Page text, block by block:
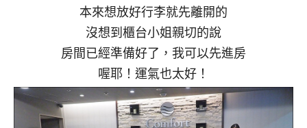
本來想放好行李就先離開的
沒想到櫃台小姐親切的說
房間已經準備好了，我可以先進房
喔耶！運氣也太好！